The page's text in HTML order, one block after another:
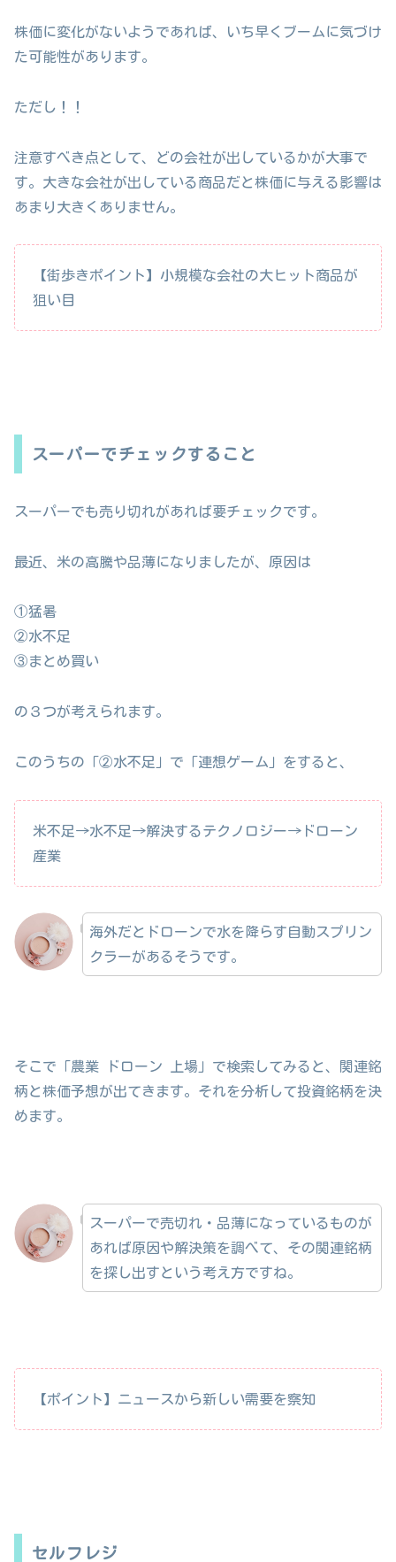
株価に変化がないようであれば、いち早くブームに気づけ
た可能性があります。
ただし！！
注意すべき点として、どの会社が出しているかが大事で
す。大きな会社が出している商品だと株価に与える影響は
あまり大きくありません。
【街歩きポイント】小規模な会社の大ヒット商品が
狙い目
スーパーでチェックすること
スーパーでも売り切れがあれば要チェックです。
最近、米の高騰や品薄になりましたが、原因は
①猛暑
②水不足
③まとめ買い
の３つが考えられます。
このうちの「②水不足」で「連想ゲーム」をすると、
米不足→水不足→解決するテクノロジー→ドローン
産業
海外だとドローンで水を降らす自動スプリン
クラーがあるそうです。
そこで「農業 ドローン 上場」で検索してみると、関連銘
柄と株価予想が出てきます。それを分析して投資銘柄を決
めます。
スーパーで売切れ・品薄になっているものが
あれば原因や解決策を調べて、その関連銘柄
を探し出すという考え方ですね。
【ポイント】ニュースから新しい需要を察知
セルフレジ